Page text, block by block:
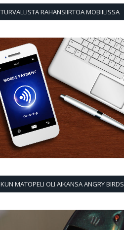
TURVALLISTA RAHANSIIRTOA MOBIILISSA
KUN MATOPELI OLI AIKANSA ANGRY BIRDS